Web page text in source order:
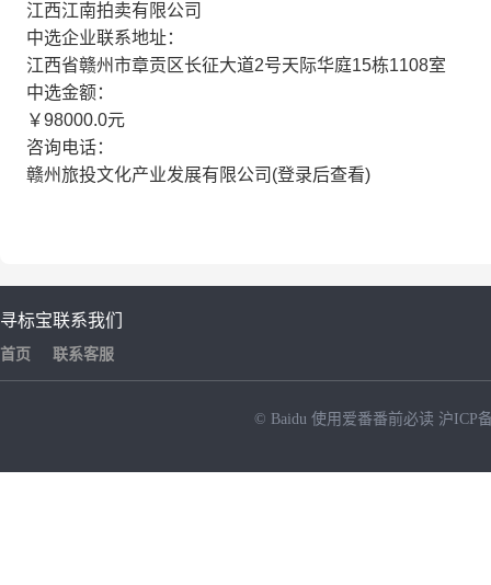
江西江南拍卖有限公司
中选企业联系地址：
江西省赣州市章贡区长征大道2号天际华庭15栋1108室
中选金额：
￥98000.0元
咨询电话：
赣州旅投文化产业发展有限公司(登录后查看)
寻标宝
首页
联系我们
联系客服
© Baidu 使用爱番番前必读 沪ICP